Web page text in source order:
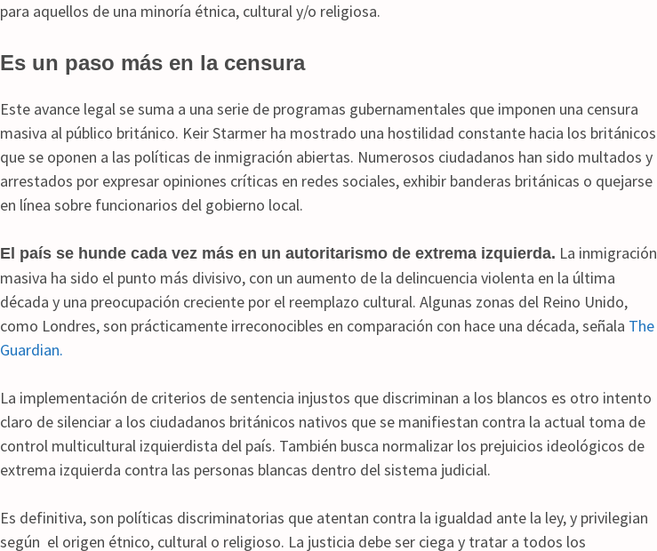
para aquellos de una minoría étnica, cultural y/o religiosa.
Es un paso más en la censura
Este avance legal se suma a una serie de programas gubernamentales que imponen una censura
masiva al público británico. Keir Starmer ha mostrado una hostilidad constante hacia los británicos
que se oponen a las políticas de inmigración abiertas. Numerosos ciudadanos han sido multados y
arrestados por expresar opiniones críticas en redes sociales, exhibir banderas británicas o quejarse
en línea sobre funcionarios del gobierno local.
El país se hunde cada vez más en un autoritarismo de extrema izquierda. La inmigración
masiva ha sido el punto más divisivo, con un aumento de la delincuencia violenta en la última
década y una preocupación creciente por el reemplazo cultural. Algunas zonas del Reino Unido,
como Londres, son prácticamente irreconocibles en comparación con hace una década, señala The
Guardian.
La implementación de criterios de sentencia injustos que discriminan a los blancos es otro intento
claro de silenciar a los ciudadanos británicos nativos que se manifiestan contra la actual toma de
control multicultural izquierdista del país. También busca normalizar los prejuicios ideológicos de
extrema izquierda contra las personas blancas dentro del sistema judicial.
Es definitiva, son políticas discriminatorias que atentan contra la igualdad ante la ley, y privilegian
según el origen étnico, cultural o religioso. La justicia debe ser ciega y tratar a todos los